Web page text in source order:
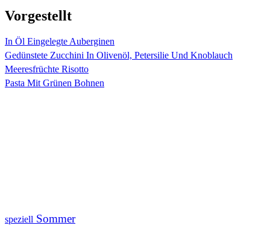
Vorgestellt
In Öl Eingelegte Auberginen
Gedünstete Zucchini In Olivenöl, Petersilie Und Knoblauch
Meeresfrüchte Risotto
Pasta Mit Grünen Bohnen
speziell Sommer